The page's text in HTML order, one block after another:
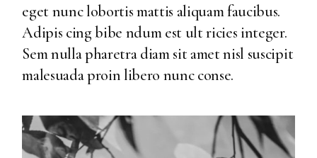
eget nunc lobortis mattis aliquam faucibus.
Adipis cing bibe ndum est ult ricies integer.
Sem nulla pharetra diam sit amet nisl suscipit
malesuada proin libero nunc conse.